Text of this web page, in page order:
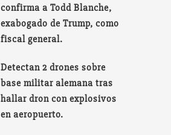
confirma a Todd Blanche,
exabogado de Trump, como
fiscal general.
Detectan 2 drones sobre
base militar alemana tras
hallar dron con explosivos
en aeropuerto.